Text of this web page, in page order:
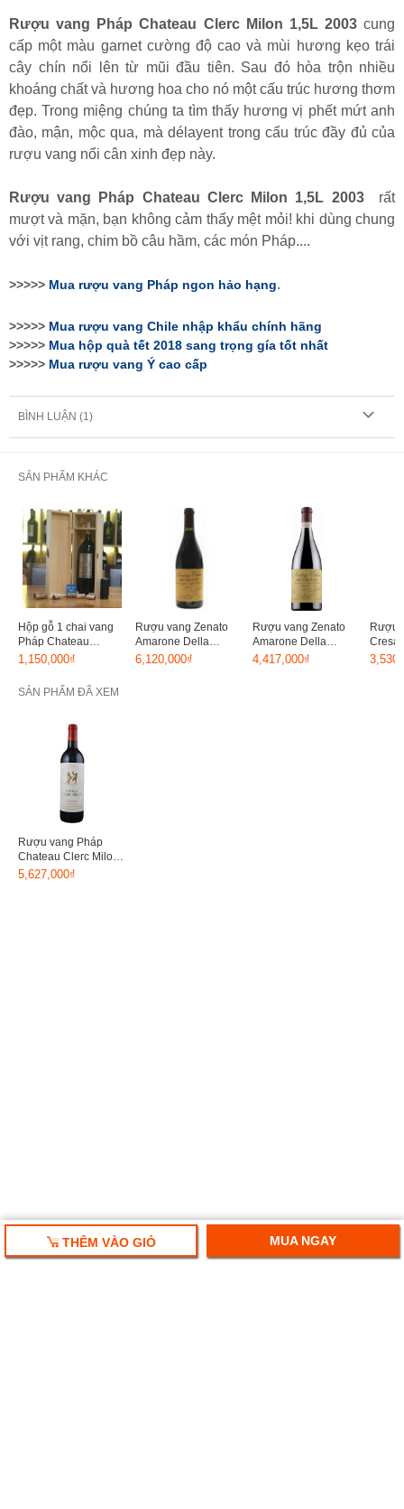
Rượu vang Pháp Chateau Clerc Milon 1,5L 2003 cung
cấp một màu garnet cường độ cao và mùi hương kẹo trái
cây chín nổi lên từ mũi đầu tiên. Sau đó hòa trộn nhiều
khoáng chất và hương hoa cho nó một cấu trúc hương thơm
đẹp. Trong miệng chúng ta tìm thấy hương vị phết mứt anh
đào, mận, mộc qua, mà délayent trong cấu trúc đầy đủ của
rượu vang nổi cân xinh đẹp này.
Rượu vang Pháp Chateau Clerc Milon 1,5L 2003
rất
mượt và mặn, bạn không cảm thấy mệt mỏi! khi dùng chung
với vịt rang, chim bồ câu hầm, các món Pháp....
>>>>> Mua rượu vang Pháp ngon hảo hạng.
>>>>> Mua rượu vang Chile nhập khẩu chính hãng
>>>>> Mua hộp quà tết 2018 sang trọng gía tốt nhất
>>>>> Mua rượu vang Ý cao cấp
BÌNH LUẬN (1)
SẢN PHẨM KHÁC
Hộp gỗ 1 chai vang
Pháp Chateau
Cathalogne 1500ml
1,150,000₫
Rượu vang Zenato
Amarone Della
Valpolicella Riserve
6,120,000₫
Rượu vang Zenato
Amarone Della
Valpolicella Classico
4,417,000₫
Rượu
SẢN PHẨM ĐÃ XEM
Rượu vang Pháp
Chateau Clerc Milon
1,5L 2003
5,627,000₫
THÊM VÀO GIỎ MUA NGAY